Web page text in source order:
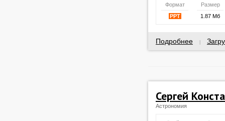
Формат
Размер
PPT
1.87 Мб
Подробнее
Сергей
Астрономия